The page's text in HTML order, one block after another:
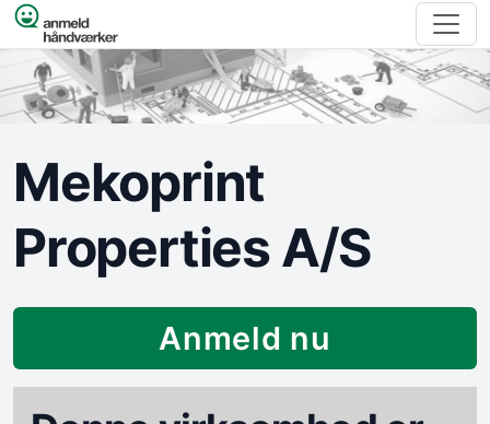
Spring til indhold
Mekoprint
Properties A/S
Anmeld nu